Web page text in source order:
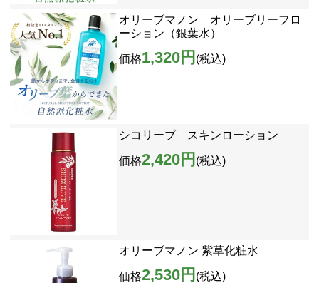
オリーブマノン オリーブリーフロ
ーション（銀葉水）
価格1,320円 (税込)
シコリーブ スキンローション
価格2,420円 (税込)
オリーブマノン 紫草化粧水
価格2,530円 (税込)